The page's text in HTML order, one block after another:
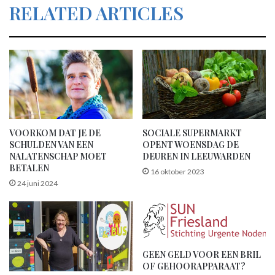
te reconstrueren. ■
erfenis Hannie Schuurman nalatenschap
testament
RELATED ARTICLES
VOORKOM DAT JE DE
SCHULDEN VAN EEN
NALATENSCHAP MOET
BETALEN
24 juni 2024
SOCIALE SUPERMARKT
OPENT WOENSDAG DE
DEUREN IN LEEUWARDEN
16 oktober 2023
GEEN GELD VOOR EEN BRIL
OF GEHOORAPPARAAT?